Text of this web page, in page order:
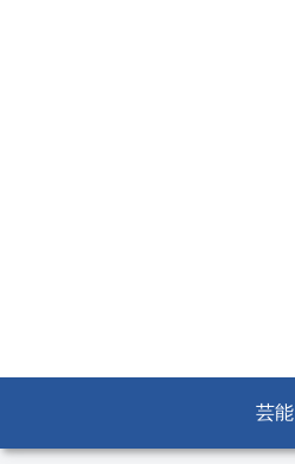
芸能